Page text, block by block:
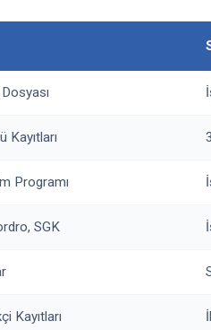
Kayıtları
Programı
SGK
Kayıtları